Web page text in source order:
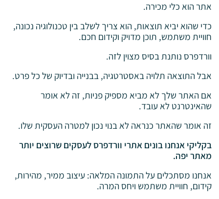
אתר הוא כלי מכירה.
כדי שהוא יביא תוצאות, הוא צריך לשלב בין טכנולוגיה נכונה,
חוויית משתמש, תוכן מדויק וקידום חכם.
וורדפרס נותנת בסיס מצוין לזה.
אבל התוצאה תלויה באסטרטגיה, בבנייה ובדיוק של כל פרט.
אם האתר שלך לא מביא מספיק פניות, זה לא אומר
שהאינטרנט לא עובד.
זה אומר שהאתר כנראה לא בנוי נכון למטרה העסקית שלו.
בקליקי אנחנו בונים אתרי וורדפרס לעסקים שרוצים יותר
מאתר יפה.
אנחנו מסתכלים על התמונה המלאה: עיצוב ממיר, מהירות,
קידום, חוויית משתמש ויחס המרה.